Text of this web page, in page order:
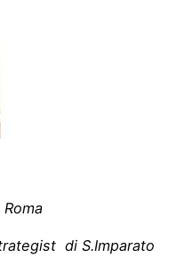
di S.Imparato